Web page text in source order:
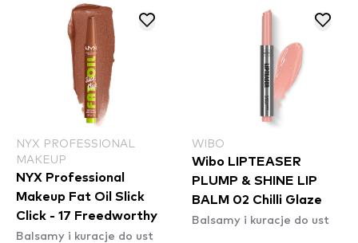
NYX PROFESSIONAL
MAKEUP
NYX Professional
Makeup Fat Oil Slick
Click - 17 Freedworthy
Balsamy i kuracje do ust
WIBO
Wibo LIPTEASER
PLUMP & SHINE LIP
BALM 02 Chilli Glaze
Balsamy i kuracje do ust